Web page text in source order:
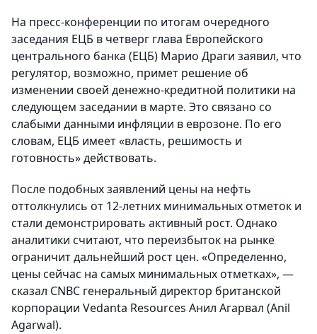
На пресс-конференции по итогам очередного
заседания ЕЦБ в четверг глава Европейского
центрального банка (ЕЦБ) Марио Драги заявил, что
регулятор, возможно, примет решение об
изменении своей денежно-кредитной политики на
следующем заседании в марте. Это связано со
слабыми данными инфляции в еврозоне. По его
словам, ЕЦБ имеет «власть, решимость и
готовность» действовать.
После подобных заявлений цены на нефть
оттолкнулись от 12-летних минимальных отметок и
стали демонстрировать активный рост. Однако
аналитики считают, что переизбыток на рынке
ограничит дальнейший рост цен. «Определенно,
цены сейчас на самых минимальных отметках», —
сказал CNBC генеральный директор британской
корпорации Vedanta Resources Анил Агарвал (Anil
Agarwal).